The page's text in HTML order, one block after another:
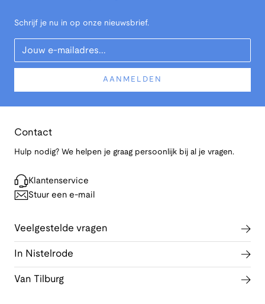
Schrijf je nu in op onze nieuwsbrief.
Your Email
AANMELDEN
Contact
Hulp nodig? We helpen je graag persoonlijk bij al je vragen.
Klantenservice
Stuur een e-mail
Veelgestelde vragen
In Nistelrode
Van Tilburg